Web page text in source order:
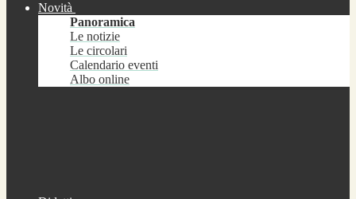
Novità
Panoramica
Le notizie
Le circolari
Calendario eventi
Albo online